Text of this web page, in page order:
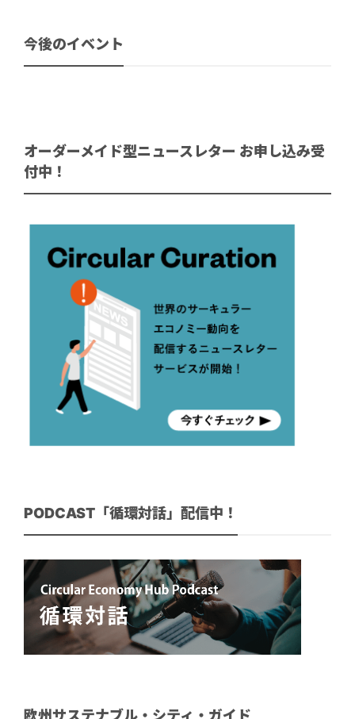
今後のイベント
オーダーメイド型ニュースレター お申し込み受
付中！
PODCAST「循環対話」配信中！
欧州サステナブル・シティ・ガイド